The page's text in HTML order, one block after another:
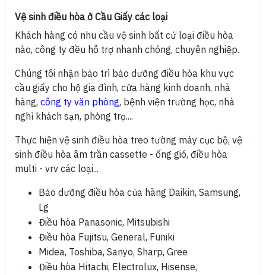
Vệ sinh điều hòa ở Cầu Giấy các loại
Khách hàng có nhu cầu vệ sinh bất cứ loại điều hòa
nào, công ty đều hỗ trợ nhanh chóng, chuyên nghiệp.
Chúng tôi nhận bảo trì bảo dưỡng điều hòa khu vực
cầu giấy cho hộ gia đình, cửa hàng kinh doanh, nhà
hàng, công ty văn phòng, bệnh viện trường học, nhà
nghỉ khách sạn, phòng trọ....
Thực hiện vệ sinh điều hòa treo tường máy cục bộ, vệ
sinh điều hòa âm trần cassette - ống gió, điều hòa
multi - vrv các loại...
Bảo dưỡng điều hòa của hãng Daikin, Samsung,
Lg
Điều hòa Panasonic, Mitsubishi
Điều hòa Fujitsu, General, Funiki
Midea, Toshiba, Sanyo, Sharp, Gree
Điều hòa Hitachi, Electrolux, Hisense,